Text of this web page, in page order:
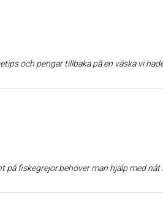
hade köpt dagen innan de sänkte priset. Ljus och fin lokal med stor
med att leta fram eller beställa hem.en eloge till den trevliga personalen.Än en gång tack för det finns kvar nån